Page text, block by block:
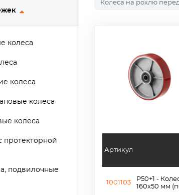
колеса
колеса
колеса
колеса
протекторной
подвилочные
Колеса на рохлю
Артикул
1001103
P50+1 -
160х50 мм